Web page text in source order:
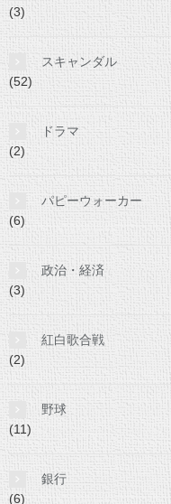
(3)
スキャンダル
(52)
ドラマ
(2)
パピーウォーカー
(6)
政治・経済
(3)
紅白歌合戦
(2)
野球
(11)
銀行
(6)